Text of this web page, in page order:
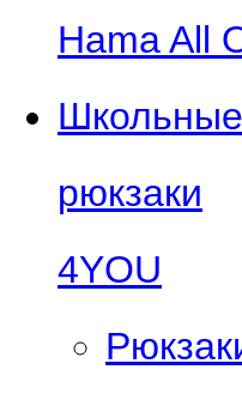
Hama All
Школьные
рюкзаки
4YOU